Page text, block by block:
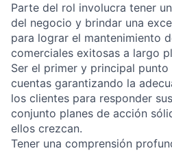
Parte del rol involucra tener
del negocio y brindar una
para lograr el mantenimiento
comerciales exitosas a largo
Ser el primer y principal
cuentas garantizando la
los clientes para responder
conjunto planes de acción
ellos crezcan.
Tener una comprensión